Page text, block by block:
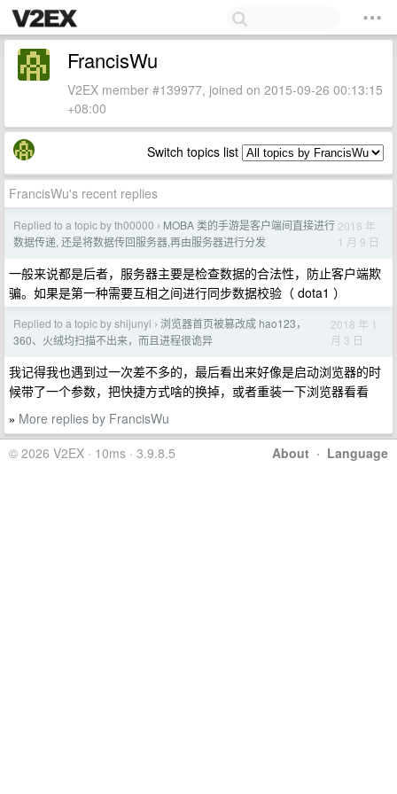
FrancisWu
V2EX member #139977, joined on 2015-09-26 00:13:15
+08:00
Switch topics list
FrancisWu's recent replies
Replied to a topic by th00000 › MOBA 类的手游是客户端间直接进行
数据传递, 还是将数据传回服务器,再由服务器进行分发
2018 年
1 月 9 日
一般来说都是后者，服务器主要是检查数据的合法性，防止客户端欺
骗。如果是第一种需要互相之间进行同步数据校验（ dota1 ）
Replied to a topic by shijunyi › 浏览器首页被篡改成 hao123，
360、火绒均扫描不出来，而且进程很诡异
2018 年 1
月 3 日
我记得我也遇到过一次差不多的，最后看出来好像是启动浏览器的时
候带了一个参数，把快捷方式啥的换掉，或者重装一下浏览器看看
» More replies by FrancisWu
About · Language
© 2026 V2EX · 10ms · 3.9.8.5